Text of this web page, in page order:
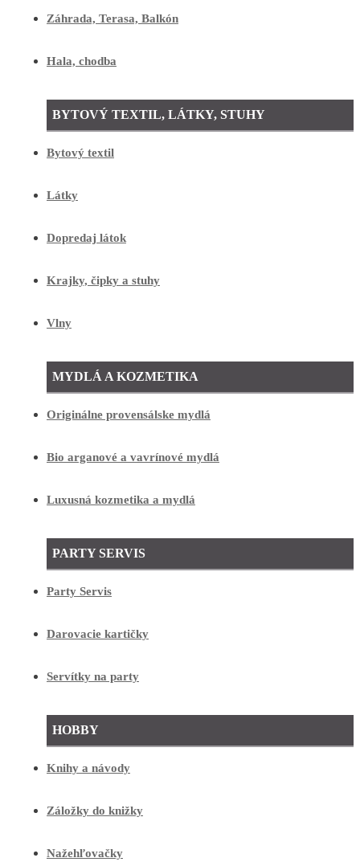
Záhrada, Terasa, Balkón
Hala, chodba
BYTOVÝ TEXTIL, LÁTKY, STUHY
Bytový textil
Látky
Dopredaj látok
Krajky, čipky a stuhy
Vlny
MYDLÁ A KOZMETIKA
Originálne provensálske mydlá
Bio arganové a vavrínové mydlá
Luxusná kozmetika a mydlá
PARTY SERVIS
Party Servis
Darovacie kartičky
Servítky na party
HOBBY
Knihy a návody
Záložky do knižky
Nažehľovačky